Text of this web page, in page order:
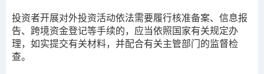
投资者开展对外投资活动依法需要履行核准备案、信息报
告、跨境资金登记等手续的，应当依照国家有关规定办
理，如实提交有关材料，并配合有关主管部门的监督检
查。